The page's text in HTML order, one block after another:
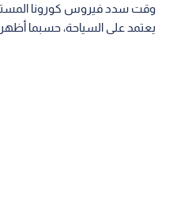
وقت سدد فيروس كورونا
يعتمد على السياحة، حسبما